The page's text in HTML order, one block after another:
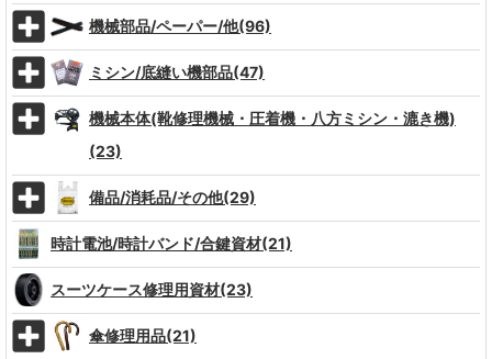
機械部品/ペーパー/他(96)
ミシン/底縫い機部品(47)
機械本体(靴修理機械・圧着機・八方ミシン・漉き機)
(23)
備品/消耗品/その他(29)
時計電池/時計バンド/合鍵資材(21)
スーツケース修理用資材(23)
傘修理用品(21)